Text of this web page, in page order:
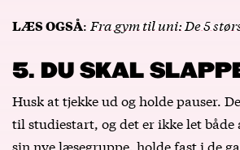
LÆS OGSÅ: Fra gym til uni: De 5
5. DU SKAL
Husk at tjekke ud og holde pauser.
til studiestart, og det er ikke let
sin nye læsegruppe, holde fast i de